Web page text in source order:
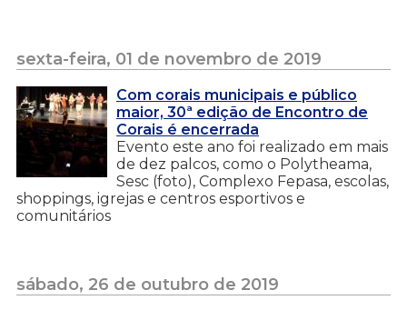
sexta-feira, 01 de novembro de 2019
Com corais municipais e público
maior, 30ª edição de Encontro de
Corais é encerrada
Evento este ano foi realizado em mais
de dez palcos, como o Polytheama,
Sesc (foto), Complexo Fepasa, escolas,
shoppings, igrejas e centros esportivos e
comunitários
sábado, 26 de outubro de 2019